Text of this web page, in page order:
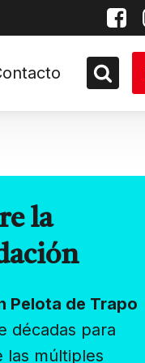
la
Pelota de Trapo
décadas para
las múltiples